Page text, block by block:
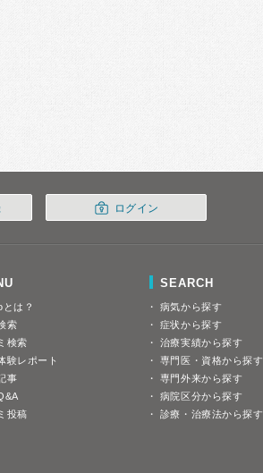
ログイン
は？
索
検索
験レポート
事
投稿
SEARCH
病気から探す
症状から探す
治療実績から探す
専門医・資格から探す
専門外来から探す
病院区分から探す
診療・治療法から探す